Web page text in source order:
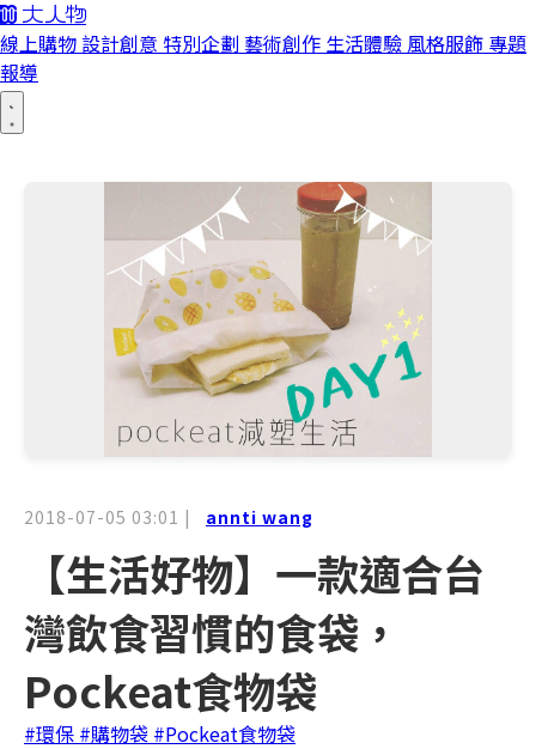
線上購物 設計創意 特別企劃 藝術創作 生活體驗 風格服飾 專題
報導
2018-07-05 03:01 | annti wang
【生活好物】一款適合台
灣飲食習慣的食袋，
Pockeat食物袋
#環保 #購物袋 #Pockeat食物袋